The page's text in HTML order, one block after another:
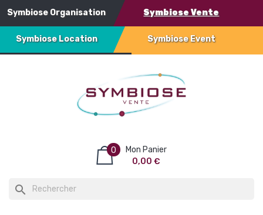
Symbiose Organisation Symbiose Vente
Symbiose Location Symbiose Event
Mon Panier
0
0,00 €
search